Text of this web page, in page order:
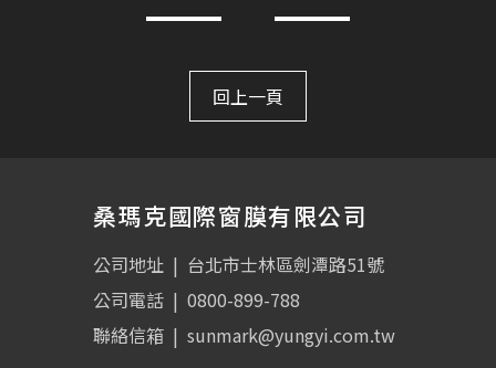
回上一頁
桑瑪克國際窗膜有限公司
公司地址 | 台北市士林區劍潭路51號
公司電話 | 0800-899-788
聯絡信箱 | sunmark@yungyi.com.tw